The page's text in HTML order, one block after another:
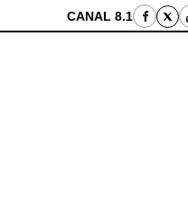
CANAL 8.1